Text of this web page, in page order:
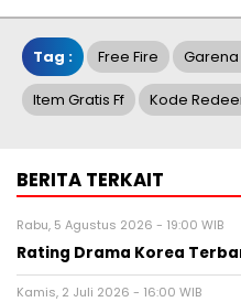
Tag : Free Fire Garena
Item Gratis Ff Kode
BERITA TERKAIT
Rabu, 5 Agustus 2026 - 19:00 WIB
Rating Drama Korea
Kamis, 2 Juli 2026 - 16:00 WIB